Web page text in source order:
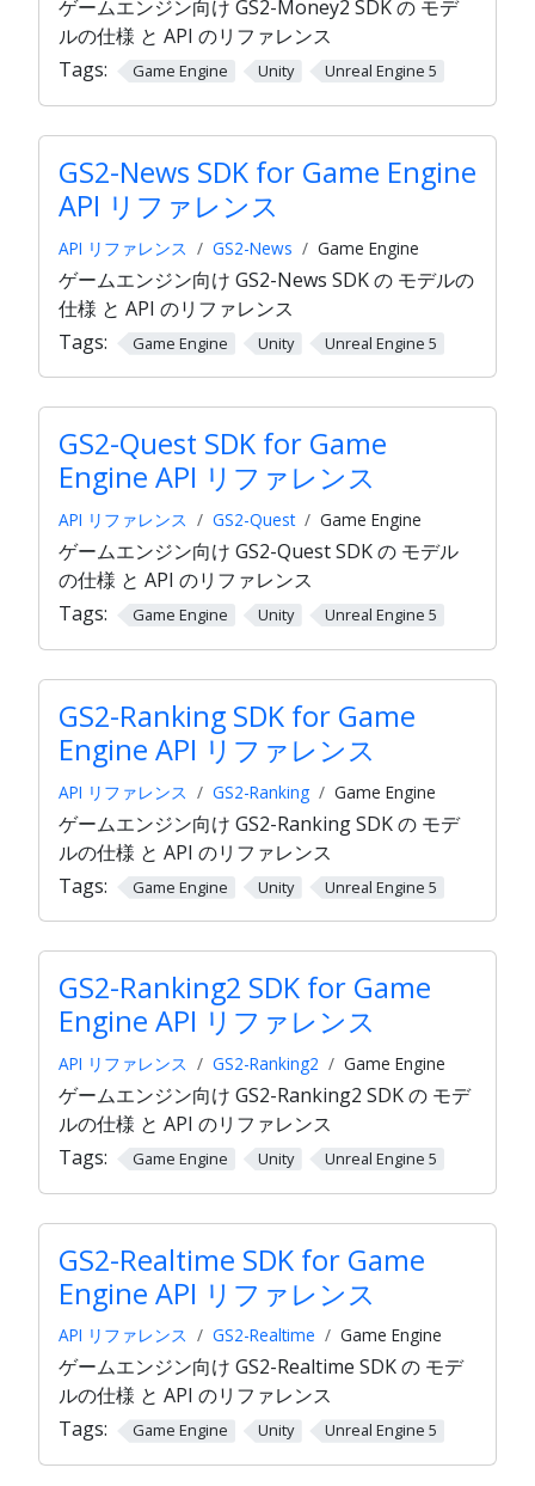
ゲームエンジン向け GS2-Money2 SDK の モデ
ルの仕様 と API のリファレンス
Tags:
Game Engine Unity Unreal Engine 5
GS2-News SDK for Game Engine
API リファレンス
API リファレンス GS2-News Game Engine
ゲームエンジン向け GS2-News SDK の モデルの
仕様 と API のリファレンス
Tags:
Game Engine Unity Unreal Engine 5
GS2-Quest SDK for Game
Engine API リファレンス
API リファレンス GS2-Quest Game Engine
ゲームエンジン向け GS2-Quest SDK の モデル
の仕様 と API のリファレンス
Tags:
Game Engine Unity Unreal Engine 5
GS2-Ranking SDK for Game
Engine API リファレンス
API リファレンス GS2-Ranking Game Engine
ゲームエンジン向け GS2-Ranking SDK の モデ
ルの仕様 と API のリファレンス
Tags:
Game Engine Unity Unreal Engine 5
GS2-Ranking2 SDK for Game
Engine API リファレンス
API リファレンス GS2-Ranking2 Game Engine
ゲームエンジン向け GS2-Ranking2 SDK の モデ
ルの仕様 と API のリファレンス
Tags:
Game Engine Unity Unreal Engine 5
GS2-Realtime SDK for Game
Engine API リファレンス
API リファレンス GS2-Realtime Game Engine
ゲームエンジン向け GS2-Realtime SDK の モデ
ルの仕様 と API のリファレンス
Tags:
Game Engine Unity Unreal Engine 5